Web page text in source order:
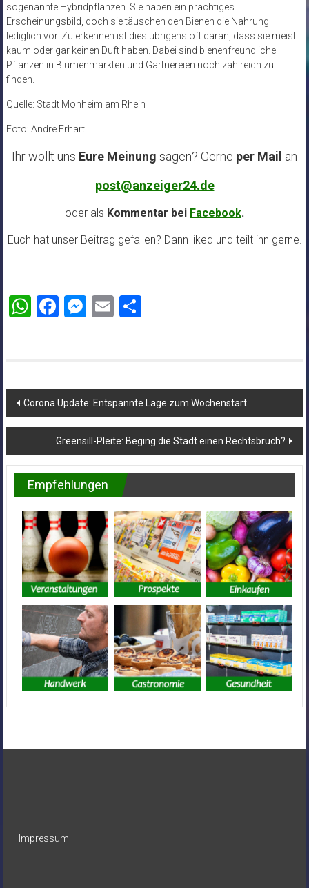
sogenannte Hybridpflanzen. Sie haben ein prächtiges
Erscheinungsbild, doch sie täuschen den Bienen die Nahrung
lediglich vor. Zu erkennen ist dies übrigens oft daran, dass sie meist
kaum oder gar keinen Duft haben. Dabei sind bienenfreundliche
Pflanzen in Blumenmärkten und Gärtnereien noch zahlreich zu
finden.
Quelle: Stadt Monheim am Rhein
Foto: Andre Erhart
Ihr wollt uns Eure Meinung sagen? Gerne per Mail an
post@anzeiger24.de
oder als Kommentar bei Facebook.
Euch hat unser Beitrag gefallen? Dann liked und teilt ihn gerne.
WhatsApp
Facebook
Messenger
EmailTeilen
Beitragsnavigation
Corona Update: Entspannte Lage zum Wochenstart
Greensill-Pleite: Beging die Stadt einen Rechtsbruch?
Empfehlungen
Impressum